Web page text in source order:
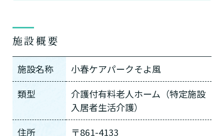
施設概要
施設名称
小春ケアパークそよ風
類型
介護付有料老人ホーム（特定施設
入居者生活介護）
住所
〒861-4133